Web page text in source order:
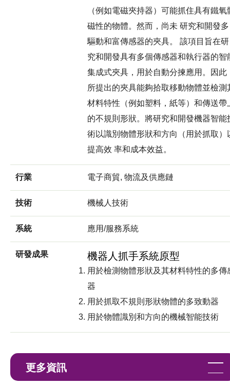
（例如電磁夾持器）可能抓住具有鐵氧
磁性的物體。然而，尚未 研究和開發多
驅動和富傳感器的夾具。 該項目旨在研
究和開發具有多個傳感器和執行器的智
集成式夾具，用於自動分揀應用。因此
所提出的夾具能夠拾取移動物體並檢測
材料特性（例如塑料，紙等）和傳送帶
的不規則形狀。將研究和開發機器智能
術以識別物體形狀和方向（用於抓取）
提高效 率和成本效益。
行業 電子商貿, 物流及供應鏈
技術 機械人技術
系統 應用/服務系統
研發成果 機器人抓手系統原型
用於檢測物體形狀及其材料特性的多傳
器
用於抓取不規則形狀物體的多致動器
用於物體識別和方向的機械智能技術
更多資訊